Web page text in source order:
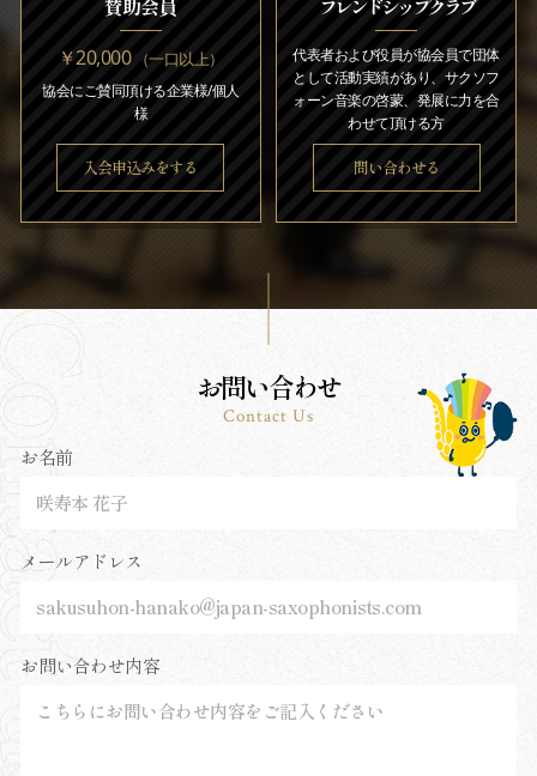
賛助会員
￥20,000（一口以上）
協会にご賛同頂ける企業様/個人
様
入会申込みをする
フレンドシップクラブ
代表者および役員が協会員で団体
として活動実績があり、サクソフ
ォーン音楽の啓蒙、発展に力を合
わせて頂ける方
問い合わせる
お問い合わせ
Contact Us
お名前
メールアドレス
お問い合わせ内容